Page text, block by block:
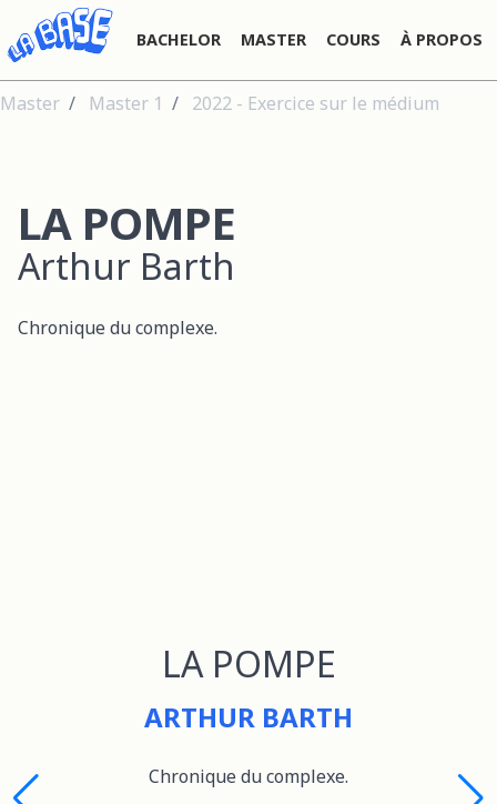
BACHELOR MASTER COURS À PROPOS
Master Master 1 2022 - Exercice sur le médium
LA POMPE
Arthur Barth
Chronique du complexe.
LA POMPE
ARTHUR BARTH
Chronique du complexe.